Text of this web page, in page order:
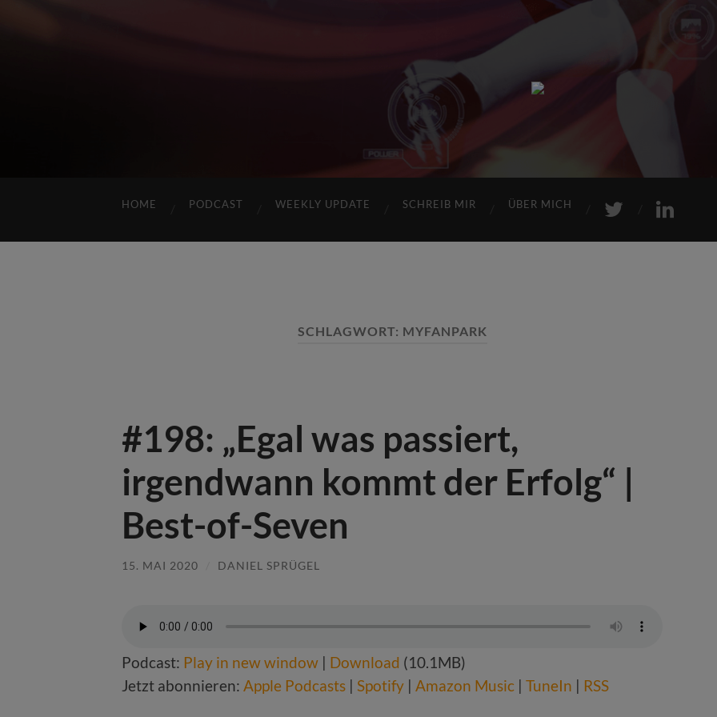
HOME PODCAST WEEKLY UPDATE SCHREIB MIR ÜBER MICH
SCHLAGWORT: MYFANPARK
#198: „Egal was passiert,
irgendwann kommt der Erfolg“ |
Best-of-Seven
15. MAI 2020 DANIEL SPRÜGEL
Podcast: Play in new window | Download (10.1MB)
Jetzt abonnieren: Apple Podcasts | Spotify | Amazon Music | TuneIn | RSS